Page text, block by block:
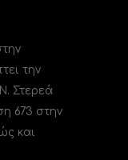
την
Στερεά
673 στην
και